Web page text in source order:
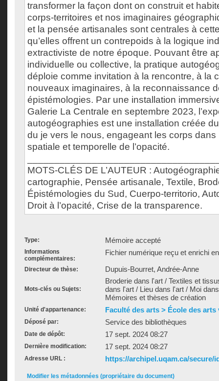
transformer la façon dont on construit et
corps-territoires et nos imaginaires
et la pensée artisanales sont centrales à
qu’elles offrent un contrepoids à la logique
extractiviste de notre époque. Pouvant être
individuelle ou collective, la pratique
déploie comme invitation à la rencontre, à la
nouveaux imaginaires, à la reconnaissance
épistémologies. Par une installation
Galerie La Centrale en septembre 2023,
autogéographies est une installation créée
du je vers le nous, engageant les corps
spatiale et temporelle de l’opacité.
MOTS-CLÉS DE L’AUTEUR :
cartographie, Pensée artisanale, Textile,
Épistémologies du Sud, Cuerpo-territorio,
Droit à l’opacité, Crise de la transparence.
Type: Mémoire accepté
Informations
complémentaires:
Fichier numérique reçu et enrichi
Directeur de thèse: Dupuis-Bourret, Andrée-Anne
Mots-clés ou Sujets:
Broderie dans l'art / Textiles et
dans l'art / Lieu dans l'art / Moi
Mémoires et thèses de création
Unité d'appartenance: Faculté des arts > École des
Déposé par: Service des bibliothèques
Date de dépôt: 17 sept. 2024 08:27
Dernière modification: 17 sept. 2024 08:27
Adresse URL : https://archipel.uqam.ca/secure/
Modifier les métadonnées (propriétaire du document)